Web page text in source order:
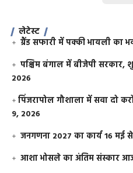
लेटेस्ट
ग्रैंड सफारी में पक्की भायली का
पश्चिम बंगाल में बीजेपी सरकार,
2026
​पिंजरापोल गौशाला में सवा दो
9, 2026
जनगणना 2027 का कार्य 16 मई
आशा भोसले का अंतिम संस्कार